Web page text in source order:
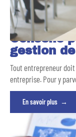
Conseils
gestion
Tout entrepreneur
entreprise. Pour y
En savoir plus